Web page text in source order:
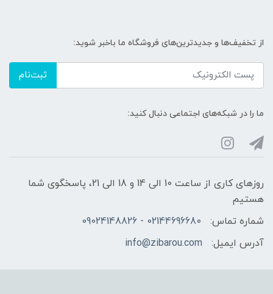
از تخفیف‌ها و جدیدترین‌های فروشگاه ما باخبر شوید:
ثبت‌نام
ما را در شبکه‌های اجتماعی دنبال کنید:
روزهای کاری از ساعت 10 الی 14 و 18 الی 21، پاسخگوی شما
هستیم
شماره تماس:
02144696680 - 09024148826
آدرس ایمیل:
info@zibarou.com